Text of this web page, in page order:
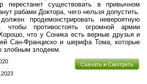
перестанет существовать в привычном
рабами Доктора, чего нельзя допустить.
продемонстрировать невероятную
противостоять огромной армии
что у Соника есть верные друзья и
Сан-Франциско и шерифа Тома, которые
злобным злодеем.
Скачать и Смотреть